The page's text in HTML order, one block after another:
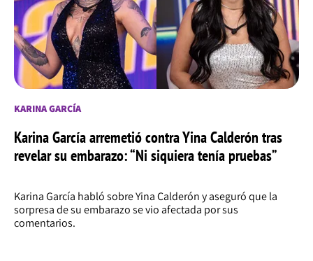
KARINA GARCÍA
Karina García arremetió contra Yina Calderón tras
revelar su embarazo: “Ni siquiera tenía pruebas”
Karina García habló sobre Yina Calderón y aseguró que la
sorpresa de su embarazo se vio afectada por sus
comentarios.